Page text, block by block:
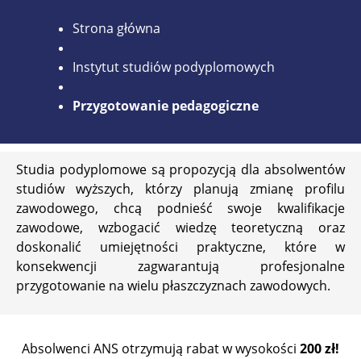
Strona główna
Instytut studiów podyplomowych
Przygotowanie pedagogiczne
Studia podyplomowe są propozycją dla absolwentów
studiów wyższych, którzy planują zmianę profilu
zawodowego, chcą podnieść swoje kwalifikacje
zawodowe, wzbogacić wiedzę teoretyczną oraz
doskonalić umiejętności praktyczne, które w
konsekwencji zagwarantują profesjonalne
przygotowanie na wielu płaszczyznach zawodowych.
Absolwenci ANS otrzymują rabat w wysokości 200 zł!